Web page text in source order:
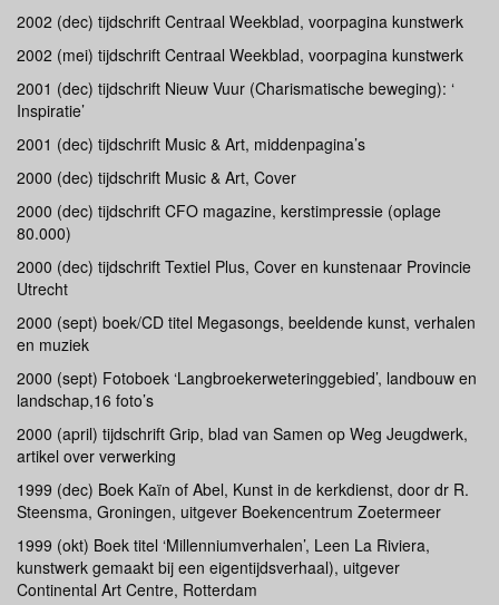
2002 (dec) tijdschrift Centraal Weekblad, voorpagina kunstwerk
2002 (mei) tijdschrift Centraal Weekblad, voorpagina kunstwerk
2001 (dec) tijdschrift Nieuw Vuur (Charismatische beweging): ‘
Inspiratie’
2001 (dec) tijdschrift Music & Art, middenpagina’s
2000 (dec) tijdschrift Music & Art, Cover
2000 (dec) tijdschrift CFO magazine, kerstimpressie (oplage
80.000)
2000 (dec) tijdschrift Textiel Plus, Cover en kunstenaar Provincie
Utrecht
2000 (sept) boek/CD titel Megasongs, beeldende kunst, verhalen
en muziek
2000 (sept) Fotoboek ‘Langbroekerweteringgebied’, landbouw en
landschap,16 foto’s
2000 (april) tijdschrift Grip, blad van Samen op Weg Jeugdwerk,
artikel over verwerking
1999 (dec) Boek Kaïn of Abel, Kunst in de kerkdienst, door dr R.
Steensma, Groningen, uitgever Boekencentrum Zoetermeer
1999 (okt) Boek titel ‘Millenniumverhalen’, Leen La Riviera,
kunstwerk gemaakt bij een eigentijdsverhaal), uitgever
Continental Art Centre, Rotterdam